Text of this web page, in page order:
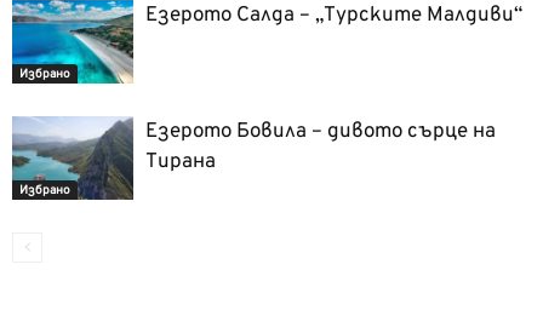
Избрано
Езерото Салда – „Турските Малдиви“
Избрано
Езерото Бовила – дивото сърце на
Тирана